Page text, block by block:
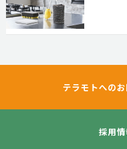
テラモトへの
採用